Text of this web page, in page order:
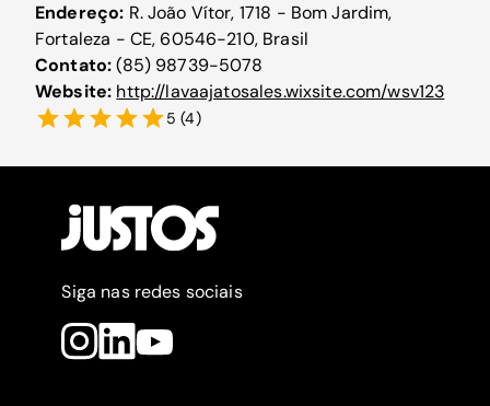
Endereço: R. João Vítor, 1718 - Bom Jardim,
Fortaleza - CE, 60546-210, Brasil
Contato:(85) 98739-5078
Website: http://lavaajatosales.wixsite.com/wsv123
5 (4)
Siga nas redes sociais